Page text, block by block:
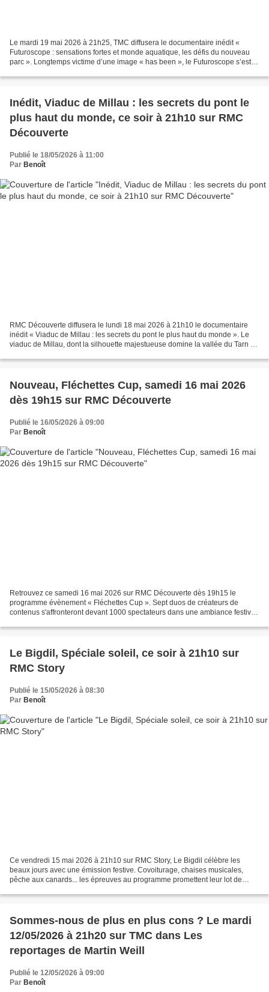
Le mardi 19 mai 2026 à 21h25, TMC diffusera le documentaire inédit «
Futuroscope : sensations fortes et monde aquatique, les défis du nouveau
parc ». Longtemps victime d’une image « has been », le Futuroscope s’est
Inédit, Viaduc de Millau : les secrets du pont le
plus haut du monde, ce soir à 21h10 sur RMC
Découverte
Publié le 18/05/2026 à 11:00
Par Benoît
RMC Découverte diffusera le lundi 18 mai 2026 à 21h10 le documentaire
inédit « Viaduc de Millau : les secrets du pont le plus haut du monde ». Le
viaduc de Millau, dont la silhouette majestueuse domine la vallée du Tarn à
Nouveau, Fléchettes Cup, samedi 16 mai 2026
dès 19h15 sur RMC Découverte
Publié le 16/05/2026 à 09:00
Par Benoît
Retrouvez ce samedi 16 mai 2026 sur RMC Découverte dès 19h15 le
programme évènement « Fléchettes Cup ». Sept duos de créateurs de
contenus s'affronteront devant 1000 spectateurs dans une ambiance festive,
Le Bigdil, Spéciale soleil, ce soir à 21h10 sur
RMC Story
Publié le 15/05/2026 à 08:30
Par Benoît
Ce vendredi 15 mai 2026 à 21h10 sur RMC Story, Le Bigdil célèbre les
beaux jours avec une émission festive. Covoiturage, chaises musicales,
pêche aux canards... les épreuves au programme promettent leur lot de
Sommes-nous de plus en plus cons ? Le mardi
12/05/2026 à 21h20 sur TMC dans Les
reportages de Martin Weill
Publié le 12/05/2026 à 09:00
Par Benoît